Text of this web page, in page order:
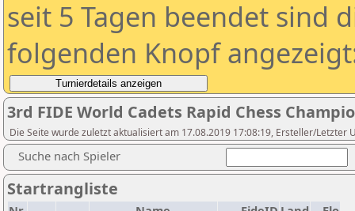
seit 5 Tagen beendet sind
folgenden Knopf
3rd FIDE World Cadets Rapid Chess
Die Seite wurde zuletzt aktualisiert am 17.08.2019 17:08:19, Ersteller/Letzter
Suche nach Spieler
Startrangliste